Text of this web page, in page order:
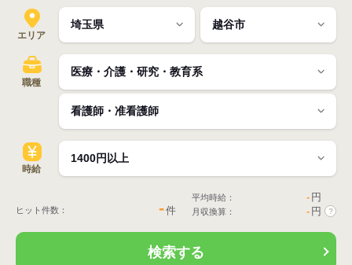
エリア
職種
時給
ヒット件数： -件
平均時給： - 円
月収換算： - 円 ?
検索する